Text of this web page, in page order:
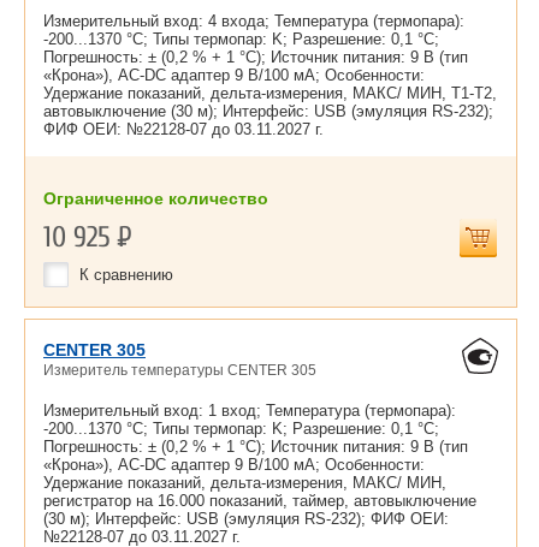
Измерительный вход: 4 входа; Температура (термопара):
-200...1370 °С; Типы термопар: K; Разрешение: 0,1 °С;
Погрешность: ± (0,2 % + 1 °С); Источник питания: 9 В (тип
«Крона»), AC-DC адаптер 9 В/100 мА; Особенности:
Удержание показаний, дельта-измерения, МАКС/ МИН, Т1-Т2,
автовыключение (30 м); Интерфейс: USB (эмуляция RS-232);
ФИФ ОЕИ: №22128-07 до 03.11.2027 г.
Ограниченное количество
10 925Р
К сравнению
CENTER 305
Измеритель температуры CENTER 305
Измерительный вход: 1 вход; Температура (термопара):
-200...1370 °С; Типы термопар: K; Разрешение: 0,1 °С;
Погрешность: ± (0,2 % + 1 °С); Источник питания: 9 В (тип
«Крона»), AC-DC адаптер 9 В/100 мА; Особенности:
Удержание показаний, дельта-измерения, МАКС/ МИН,
регистратор на 16.000 показаний, таймер, автовыключение
(30 м); Интерфейс: USB (эмуляция RS-232); ФИФ ОЕИ:
№22128-07 до 03.11.2027 г.